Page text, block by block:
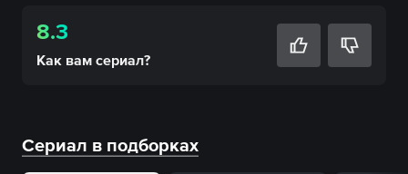
8.3
Как вам сериал?
Сериал в подборках